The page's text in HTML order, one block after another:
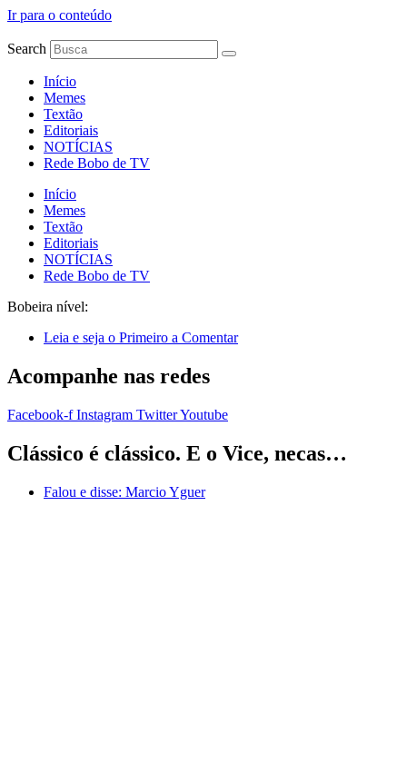
Ir para o conteúdo
Search
Início
Memes
Textão
Editoriais
NOTÍCIAS
Rede Bobo de TV
Início
Memes
Textão
Editoriais
NOTÍCIAS
Rede Bobo de TV
Bobeira nível:
Leia e seja o Primeiro a Comentar
Acompanhe nas redes
Facebook-f Instagram TwitterYoutube
Clássico é clássico. E o Vice, necas…
Falou e disse: Marcio Yguer